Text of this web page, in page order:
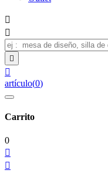




artículo(0)
Carrito
0

